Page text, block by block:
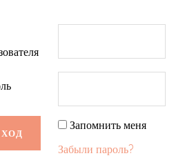
Запомнить меня
Забыли пароль?